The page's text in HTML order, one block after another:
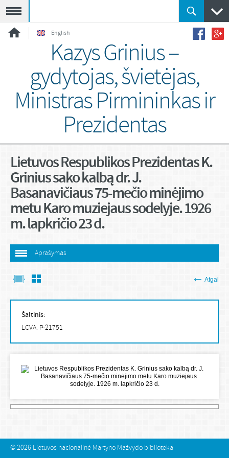
English
Kazys Grinius –
gydytojas, švietėjas,
Ministras Pirmininkas ir
Prezidentas
Lietuvos Respublikos Prezidentas K.
Grinius sako kalbą dr. J.
Basanavičiaus 75-mečio minėjimo
metu Karo muziejaus sodelyje. 1926
m. lapkričio 23 d.
Aprašymas
Atgal
Šaltinis:
LCVA. P-21751
© 2026 Lietuvos nacionalinė Martyno Mažvydo biblioteka